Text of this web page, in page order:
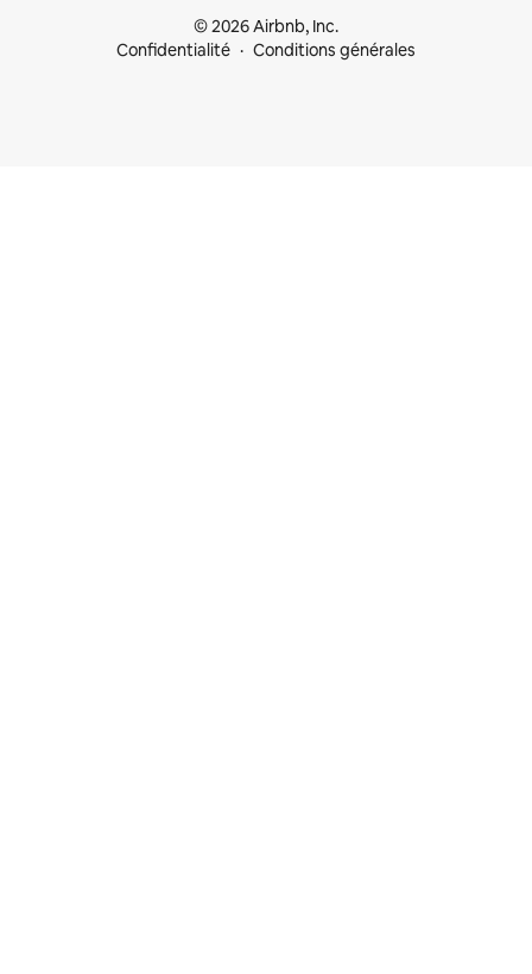
© 2026 Airbnb, Inc.
Confidentialité
Conditions générales